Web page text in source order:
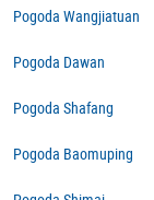
Pogoda Wangjiatuan
Pogoda Dawan
Pogoda Shafang
Pogoda Baomuping